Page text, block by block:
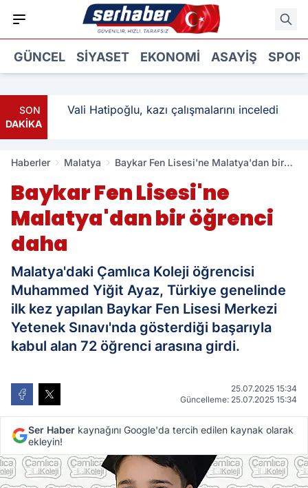
GÜNCEL SIYASET EKONOMI ASAYIŞ SPOR
SON
DAKİKA
Vali Hatipoğlu, kazı çalışmalarını inceledi
Haberler Malatya
Baykar Fen Lisesi'ne Malatya'dan bir
Baykar Fen Lisesi'ne
Malatya'dan bir öğrenci
daha
Malatya'daki Çamlıca Koleji öğrencisi
Muhammed Yiğit Ayaz, Türkiye genelinde
ilk kez yapılan Baykar Fen Lisesi Merkezi
Yetenek Sınavı'nda gösterdiği başarıyla
kabul alan 72 öğrenci arasına girdi.
25.07.2025 15:34
Güncelleme: 25.07.2025 15:34
Ser Haber kaynağını Google'da tercih edilen kaynak olarak
ekleyin!